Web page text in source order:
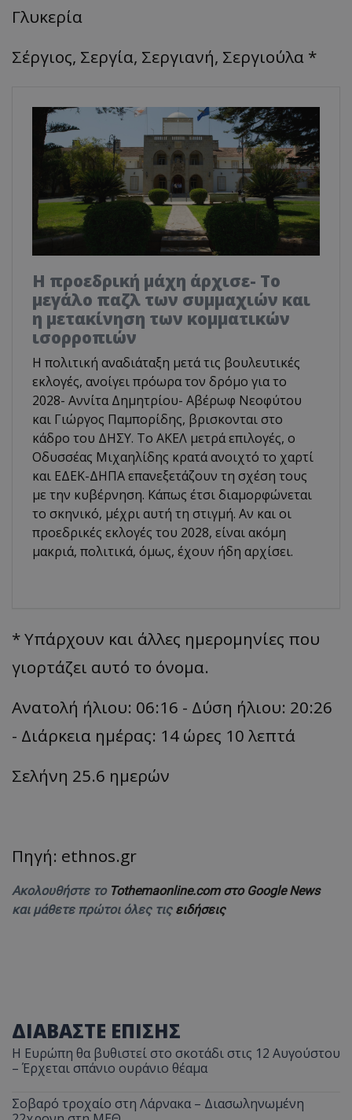
Γλυκερία
Σέργιος, Σεργία, Σεργιανή, Σεργιούλα *
Η προεδρική μάχη άρχισε- Το
μεγάλο παζλ των συμμαχιών και
η μετακίνηση των κομματικών
ισορροπιών
Η πολιτική αναδιάταξη μετά τις βουλευτικές
εκλογές, ανοίγει πρόωρα τον δρόμο για το
2028- Αννίτα Δημητρίου- Αβέρωφ Νεοφύτου
και Γιώργος Παμπορίδης, βρισκονται στο
κάδρο του ΔΗΣΥ. Το ΑΚΕΛ μετρά επιλογές, ο
Οδυσσέας Μιχαηλίδης κρατά ανοιχτό το χαρτί
και ΕΔΕΚ-ΔΗΠΑ επανεξετάζουν τη σχέση τους
με την κυβέρνηση. Κάπως έτσι διαμορφώνεται
το σκηνικό, μέχρι αυτή τη στιγμή. Αν και οι
προεδρικές εκλογές του 2028, είναι ακόμη
μακριά, πολιτικά, όμως, έχουν ήδη αρχίσει.
* Υπάρχουν και άλλες ημερομηνίες που
γιορτάζει αυτό το όνομα.
Ανατολή ήλιου: 06:16 - Δύση ήλιου: 20:26
- Διάρκεια ημέρας: 14 ώρες 10 λεπτά
Σελήνη 25.6 ημερών
Πηγή: ethnos.gr
Ακολουθήστε το Tothemaonline.com στο Google News
και μάθετε πρώτοι όλες τις ειδήσεις
ΔΙΑΒΑΣΤΕ ΕΠΙΣΗΣ
Η Ευρώπη θα βυθιστεί στο σκοτάδι στις 12 Αυγούστου
– Έρχεται σπάνιο ουράνιο θέαμα
Σοβαρό τροχαίο στη Λάρνακα – Διασωληνωμένη